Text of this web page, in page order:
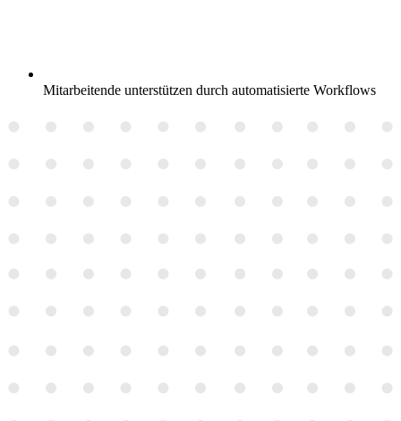
Mitarbeitende unterstützen durch automatisierte Workflows